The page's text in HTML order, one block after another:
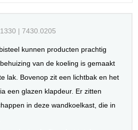
| 7430.0205
kunnen producten prachtig
van de koeling is gemaakt
lak. Bovenop zit een lichtbak en het
een glazen klapdeur. Er zitten
in deze wandkoelkast, die in